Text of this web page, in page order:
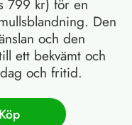
Den
och den
ett bekvämt och
och fritid.
Köp